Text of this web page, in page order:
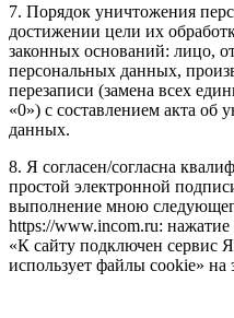
7. Порядок уничтожения
достижении цели их
законных оснований: лицо,
персональных данных,
перезаписи (замена всех
«0») с составлением акта об
данных.
8. Я согласен/согласна
простой электронной
выполнение мною
https://www.incom.ru:
«К сайту подключен сервис
использует файлы cookie» на